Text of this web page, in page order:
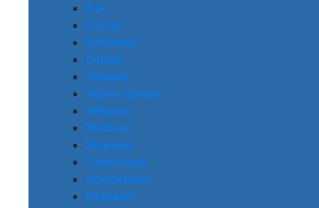
Бук
Сосна
Капучино
Серые
Черные
Черно-белые
Зебрано
Желтые
Зеленые
Салатовые
Оранжевые
Розовые